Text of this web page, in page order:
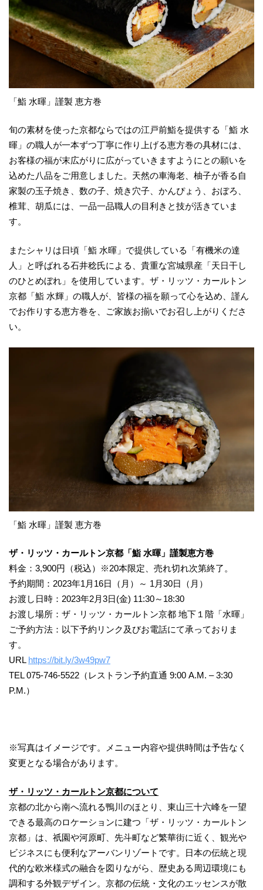
「鮨 水暉」謹製 恵方巻
旬の素材を使った京都ならではの江戸前鮨を提供する「鮨 水
暉」の職人が一本ずつ丁寧に作り上げる恵方巻の具材には、
お客様の福が末広がりに広がっていきますようにとの願いを
込めた八品をご用意しました。天然の車海老、柚子が香る自
家製の玉子焼き、数の子、焼き穴子、かんぴょう、おぼろ、
椎茸、胡瓜には、一品一品職人の目利きと技が活きていま
す。
またシャリは日頃「鮨 水暉」で提供している「有機米の達
人」と呼ばれる石井稔氏による、貴重な宮城県産「天日干し
のひとめぼれ」を使用しています。ザ・リッツ・カールトン
京都「鮨 水輝」の職人が、皆様の福を願って心を込め、謹ん
でお作りする恵方巻を、ご家族お揃いでお召し上がりくださ
い。
「鮨 水暉」謹製 恵方巻
ザ・リッツ・カールトン京都「鮨 水暉」謹製恵方巻
料金：3,900円（税込）※20本限定、売れ切れ次第終了。
予約期間：2023年1月16日（月）～ 1月30日（月）
お渡し日時：2023年2月3日(金) 11:30～18:30
お渡し場所：ザ・リッツ・カールトン京都 地下１階「水暉」
ご予約方法：以下予約リンク及びお電話にて承っておりま
す。
URL https://bit.ly/3w49pw7
TEL 075-746-5522（レストラン予約直通 9:00 A.M. – 3:30
P.M.）
※写真はイメージです。メニュー内容や提供時間は予告なく
変更となる場合があります。
ザ・リッツ・カールトン京都について
京都の北から南へ流れる鴨川のほとり、東山三十六峰を一望
できる最高のロケーションに建つ「ザ・リッツ・カールトン
京都」は、祇園や河原町、先斗町など繁華街に近く、観光や
ビジネスにも便利なアーバンリゾートです。日本の伝統と現
代的な欧米様式の融合を図りながら、歴史ある周辺環境にも
調和する外観デザイン。京都の伝統・文化のエッセンスが散